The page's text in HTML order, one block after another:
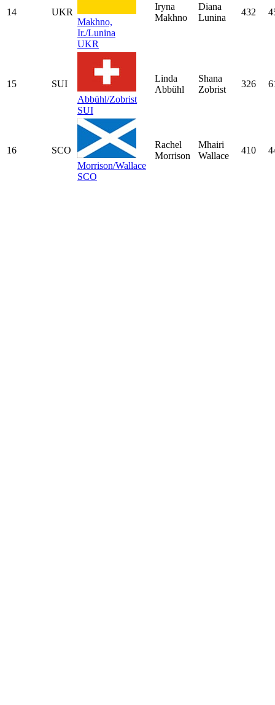
14
UKR
Makhno,
Ir./Lunina
UKR
Iryna
Makhno
Diana
Lunina
432
15
SUI
Abbühl/Zobrist
SUI
Linda
Abbühl
Shana
Zobrist
326
16
SCO
Morrison/Wallace
SCO
Rachel
Morrison
Mhairi
Wallace
410